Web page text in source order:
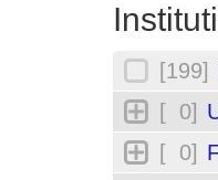
[199]
[ 0]
[ 0]